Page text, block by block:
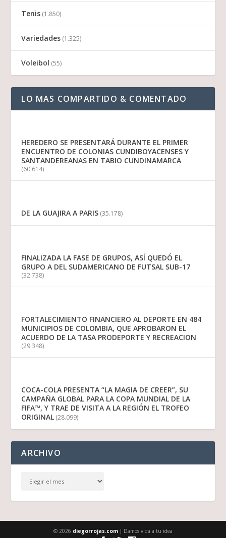
Tenis (1.850)
Variedades (1.325)
Voleibol (55)
LO MAS COMPARTIDO & COMENTADO
HEREDERO SE PRESENTARÁ DURANTE EL PRIMER
ENCUENTRO DE COLONIAS CUNDIBOYACENSES Y
SANTANDEREANAS EN TABIO CUNDINAMARCA
(60.614)
DE LA GUAJIRA A PARIS (35.178)
FINALIZADA LA FASE DE GRUPOS, ASÍ QUEDÓ EL
GRUPO A DEL SUDAMERICANO DE FUTSAL SUB-17
(32.738)
FORTALECIMIENTO FINANCIERO AL DEPORTE EN 484
MUNICIPIOS DE COLOMBIA, QUE APROBARON EL
ACUERDO DE LA TASA PRODEPORTE Y RECREACION
(29.348)
COCA-COLA PRESENTA “LA MAGIA DE CREER”, SU
CAMPAÑA GLOBAL PARA LA COPA MUNDIAL DE LA
FIFA™, Y TRAE DE VISITA A LA REGIÓN EL TROFEO
ORIGINAL (28.099)
ARCHIVO
© 2026 diegorrojas.com | Damos vida a tu idea